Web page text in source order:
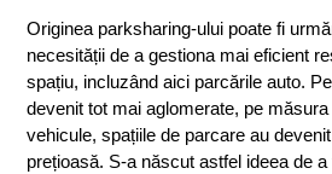
Originea parksharing-ului poate fi
necesității de a gestiona mai eficient
spațiu, incluzând aici parcările auto.
devenit tot mai aglomerate, pe
vehicule, spațiile de parcare au
prețioasă. S-a născut astfel ideea de